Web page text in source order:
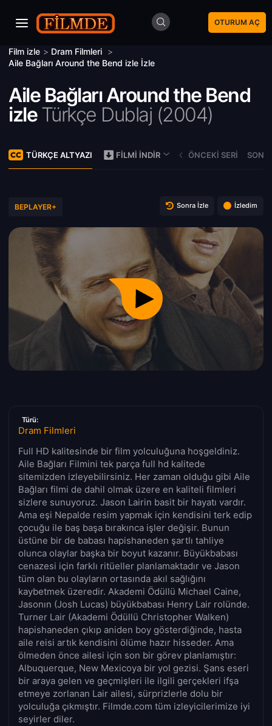
OTURUM AÇ
Film izle > Dram Filmleri >
Aile Bağları Around the Bend izle İzle
Aile Bağları Around the Bend
izleTürkçe Dublaj (2004)
TÜRKÇE ALTYAZI FILMI İNDIR ÖNCEKI SERI
BEPLAYER+ Sonra İzle İzledim
Türü:
Dram Filmleri
Full HD kalitesinde bir film yolculuğuna hoşgeldiniz.
Aile Bağları Filmini tek parça full hd kalitede
sitemizden izleyebilirsiniz. Her zaman olduğu gibi Aile
Bağları filmi de dahil olmak üzere en kaliteli filmleri
sizlere sunuyoruz. Jason Lairin basit bir hayatı vardır.
Ama eşi Nepalde resim yapmak için kendisini terk edip
çocuğu ile baş başa bırakınca işler değişir. Bunun
üstüne bir de babası hapishaneden şartlı tahliye
olunca olaylar başka bir boyut kazanır. Büyükbabası
cenazesi için farklı ritüeller planlamaktadır ve Jason
tüm olan bu olayların ortasında akıl sağlığını
kaybetmek üzeredir. Akademi Ödüllü Michael Caine,
Jasonın (Josh Lucas) büyükbabası Henry Lair rolünde.
Turner Lair (Akademi Ödüllü Christopher Walken)
hapishaneden çıkıp aniden boy gösterdiğinde, hasta
aile reisi artık kendisini ölüme hazır hisseder. Ama
ölmeden önce ailesi için son bir görev planlamıştır:
Albuquerque, New Mexicoya bir yol gezisi. Şans eseri
bir araya gelen ve geçmişleri ile ilgili gerçekleri ifşa
etmeye zorlanan Lair ailesi, sürprizlerle dolu bir
yolculuğa çıkmıştır. Filmde.com tüm izleyicilerimize iyi
seyirler diler.